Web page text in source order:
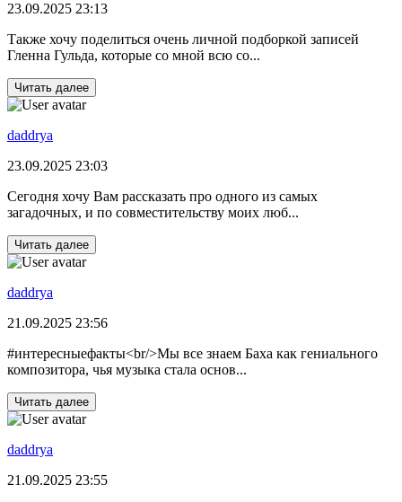
23.09.2025 23:13
Также хочу поделиться очень личной подборкой записей
Гленна Гульда, которые со мной всю со...
Читать далее
daddrya
23.09.2025 23:03
Сегодня хочу Вам рассказать про одного из самых
загадочных, и по совместительству моих люб...
Читать далее
daddrya
21.09.2025 23:56
#интересныефакты<br/>Мы все знаем Баха как гениального
композитора, чья музыка стала основ...
Читать далее
daddrya
21.09.2025 23:55